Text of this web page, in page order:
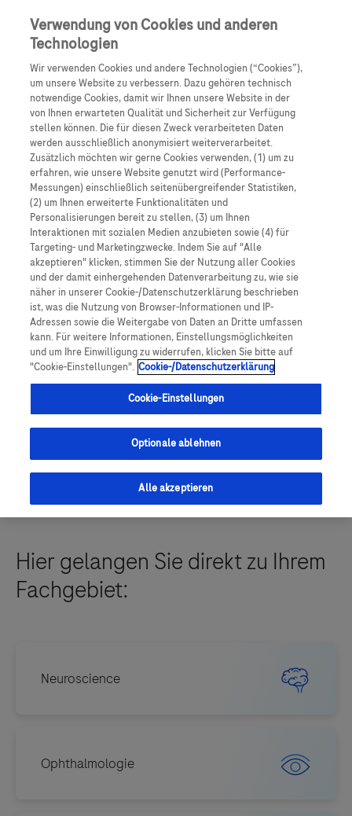
AI Education Hub
Verwandeln Sie das KI-
Interesse Ihrer Patienten in
einen produktiven Dialog.
Registrierung starten
Mit DocCheck einloggen
Anmelden
Willkommen auf dem
RocheFachportal
Hier finden Sie’s zuerst: alles Wissen über
unsere Therapien
und viele praktische Tools für die tägliche Arbeit
in Klinik oder Praxis.
Suchen
Hier gelangen Sie direkt zu Ihrem
Fachgebiet:
Verwendung von Cookies und anderen
Technologien
Wir verwenden Cookies und andere Technologien (“Cookies”),
um unsere Website zu verbessern. Dazu gehören technisch
notwendige Cookies, damit wir Ihnen unsere Website in der
von Ihnen erwarteten Qualität und Sicherheit zur Verfügung
stellen können. Die für diesen Zweck verarbeiteten Daten
werden ausschließlich anonymisiert weiterverarbeitet.
Zusätzlich möchten wir gerne Cookies verwenden, (1) um zu
erfahren, wie unsere Website genutzt wird (Performance-
Messungen) einschließlich seitenübergreifender Statistiken,
(2) um Ihnen erweiterte Funktionalitäten und
Personalisierungen bereit zu stellen, (3) um Ihnen
Interaktionen mit sozialen Medien anzubieten sowie (4) für
Targeting- und Marketingzwecke. Indem Sie auf "Alle
akzeptieren" klicken, stimmen Sie der Nutzung aller Cookies
und der damit einhergehenden Datenverarbeitung zu, wie sie
näher in unserer Cookie-/Datenschutzerklärung beschrieben
ist, was die Nutzung von Browser-Informationen und IP-
Adressen sowie die Weitergabe von Daten an Dritte umfassen
kann. Für weitere Informationen, Einstellungsmöglichkeiten
und um Ihre Einwilligung zu widerrufen, klicken Sie bitte auf
"Cookie-Einstellungen". Cookie-/Datenschutzerklärung
Cookie-Einstellungen
Optionale ablehnen
Alle akzeptieren